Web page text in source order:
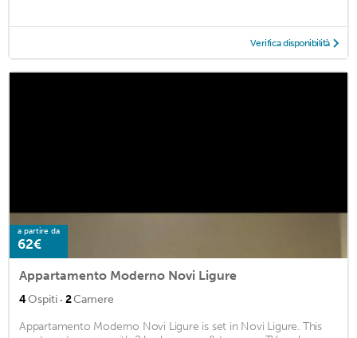
Verifica disponibilità
a partire da
62€
Appartamento Moderno Novi Ligure
4Ospiti · 2Camere
Appartamento Moderno Novi Ligure is set in Novi Ligure. This